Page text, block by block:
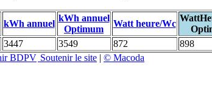
kWh annuel
kWh annuel
Optimum
Watt heure/Wc
3447 3549 872
898
Soutenir le site | © Macoda